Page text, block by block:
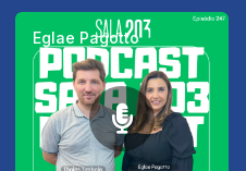
Eglae Pagotto